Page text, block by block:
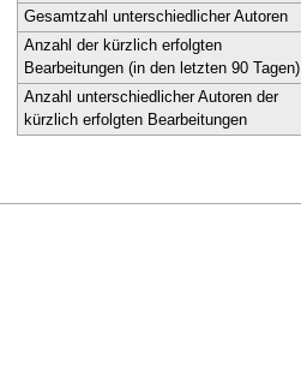
Gesamtzahl unterschiedlicher Autoren
Anzahl der kürzlich erfolgten
Bearbeitungen (in den letzten 90 Tagen)
Anzahl unterschiedlicher Autoren der
kürzlich erfolgten Bearbeitungen